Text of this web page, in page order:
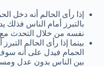
إذا رأى الحالم أنه دخل
بالتبرز أمام الناس
نفسه من خلال التحدث مع
بينما إذا رأى الحالم
الحمام فيدل على أنه
بين الناس بدون عدل